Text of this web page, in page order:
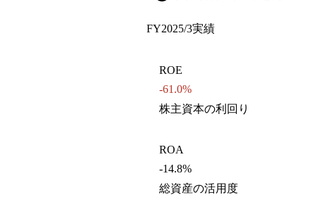
FY2025/3実績
ROE
-61.0%
株主資本の利回り
ROA
-14.8%
総資産の活用度